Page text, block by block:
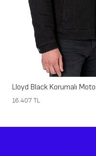
Lloyd Black Korumalı
16.407TL